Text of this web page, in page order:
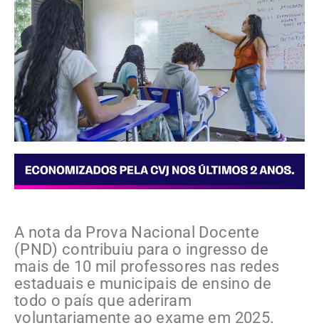
A nota da Prova Nacional Docente
(PND) contribuiu para o ingresso de
mais de 10 mil professores nas redes
estaduais e municipais de ensino de
todo o país que aderiram
voluntariamente ao exame em 2025.